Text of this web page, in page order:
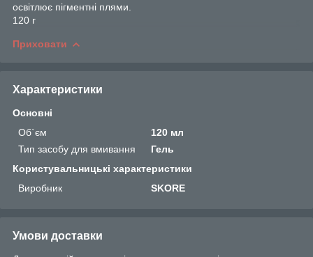
освітлює пігментні плями.
120 г
Приховати
Характеристики
Основні
Об`єм
120 мл
Тип засобу для вмивання
Гель
Користувальницькі характеристики
Виробник
SKORE
Умови доставки